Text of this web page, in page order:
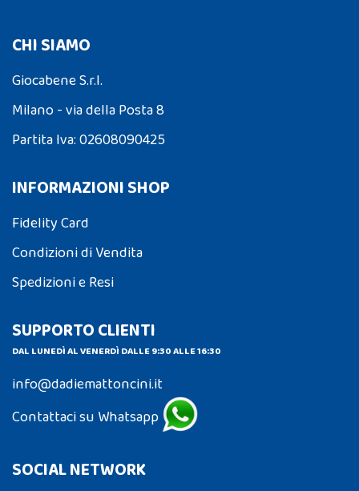
CHI SIAMO
Giocabene S.r.l.
Milano - via della Posta 8
Partita Iva: 02608090425
INFORMAZIONI SHOP
Fidelity Card
Condizioni di Vendita
Spedizioni e Resi
SUPPORTO CLIENTI
DAL LUNEDÌ AL VENERDÌ DALLE 9:30 ALLE 16:30
info@dadiemattoncini.it
Contattaci su Whatsapp
SOCIAL NETWORK